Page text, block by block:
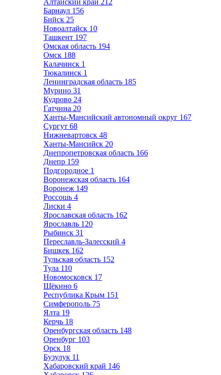
Алтайский край 212
Барнаул 156
Бийск 25
Новоалтайск 10
Ташкент 197
Омская область 194
Омск 188
Калачинск 1
Тюкалинск 1
Ленинградская область 185
Мурино 31
Кудрово 24
Гатчина 20
Ханты-Мансийский автономный округ 167
Сургут 68
Нижневартовск 48
Ханты-Мансийск 20
Днепропетровская область 166
Днепр 159
Подгородное 1
Воронежская область 164
Воронеж 149
Россошь 4
Лиски 4
Ярославская область 162
Ярославль 120
Рыбинск 31
Переславль-Залесский 4
Бишкек 162
Тульская область 152
Тула 110
Новомосковск 17
Щёкино 6
Республика Крым 151
Симферополь 75
Ялта 19
Керчь 18
Оренбургская область 148
Оренбург 103
Орск 18
Бузулук 11
Хабаровский край 146